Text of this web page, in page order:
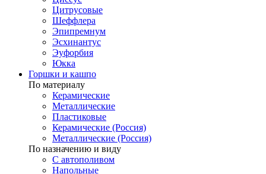
Цитрусовые
Шеффлера
Эпипремнум
Эсхинантус
Эуфорбия
Юкка
Горшки и кашпо
По материалу
Керамические
Металлические
Пластиковые
Керамические (Россия)
Металлические (Россия)
По назначению и виду
С автополивом
Напольные